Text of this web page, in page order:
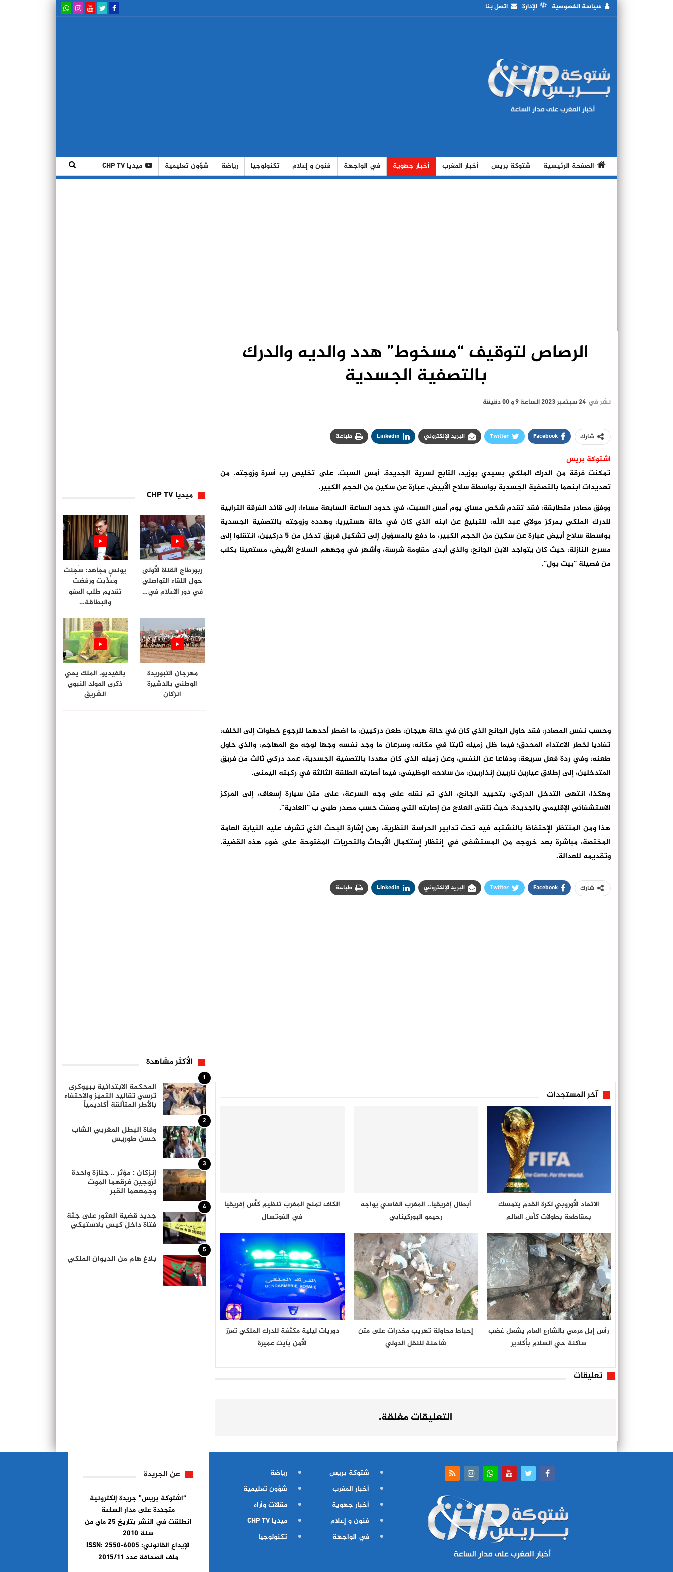
سياسة الخصوصية الإدارة اتصل بنا
الصفحة الرئيسية شتوكة بريس أخبار المغرب أخبار جهوية في الواجهة فنون و إعلام تكنولوجيا رياضة شؤون تعليمية ميديا CHP TV
الرصاص لتوقيف “مسخوط” هدد والديه والدرك
بالتصفية الجسدية
نشر في 24 سبتمبر 2023 الساعة 9 و 00 دقيقة
شارك Facebook
Twitter البريد الإلكتروني Linkedin طباعة
اشتوكة بريس
تمكنت فرقة من الدرك الملكي بسيدي بوزيد، التابع لسرية الجديدة، أمس السبت، على تخليص رب أسرة وزوجته، من
تهديدات ابنهما بالتصفية الجسدية بواسطة سلاح الأبيض، عبارة عن سكين من الحجم الكبير.
ووفق مصادر متطابقة، فقد تقدم شخص مساي يوم أمس السبت، في حدود الساعة السابعة مساءا، إلى قائد الفرقة الترابية
للدرك الملكي بمركز مولاي عبد الله، للتبليغ عن ابنه الذي كان في حالة هستيريا، وهدده وزوجته بالتصفية الجسدية
بواسطة سلاح أبيض عبارة عن سكين من الحجم الكبير، ما دفع بالمسؤول إلى تشكيل فريق تدخل من 5 دركيين، انتقلوا إلى
مسرح النازلة، حيث كان يتواجد الابن الجانح، والذي أبدى مقاومة شرسة، وأشهر في وجههم السلاح الأبيض، مستعينا بكلب
من فصيلة “بيت بول”.
وحسب نفس المصادر، فقد حاول الجانح الذي كان في حالة هيجان، طعن دركيين، ما اضطر أحدهما للرجوع خطوات إلى الخلف،
تفاديا لخطر الاعتداء المحدق؛ فيما ظل زميله ثابتا في مكانه، وسرعان ما وجد نفسه وجها لوجه مع المهاجم، والذي حاول
طعنه، وفي ردة فعل سريعة، ودفاعا عن النفس، وعن زميله الذي كان مهددا بالتصفية الجسدية، عمد دركي ثالث من فريق
المتدخلين، إلى إطلاق عيارين ناريين إنذاريين، من سلاحه الوظيفي، فيما أصابته الطلقة الثالثة في ركبته اليمنى.
وهكذا، انتهى التدخل الدركي، بتحييد الجانح، الذي تم نقله على وجه السرعة، على متن سيارة إسعاف، إلى المركز
الاستشفائي الإقليمي بالجديدة، حيث تلقى العلاج من إصابته التي وصفت حسب مصدر طبي ب “العادية”.
هذا ومن المنتظر الإحتفاظ بالنشتبه فيه تحت تدابير الحراسة النظرية، رهن إشارة البحث الذي تشرف عليه النيابة العامة
المختصة، مباشرة بعد خروجه من المستشفى في إنتظار إستكمال الأبحاث والتحريات المفتوحة على ضوء هذه القضية،
وتقديمه للعدالة.
شارك Facebook
Twitter البريد الإلكتروني Linkedin طباعة
آخر المستجدات
الاتحاد الأوروبي لكرة القدم يتمسك
بمقاطعة بطولات كأس العالم
أبطال إفريقيا.. المغرب الفاسي يواجه
رحيمو البوركينابي
الكاف تمنح المغرب تنظيم كأس إفريقيا
في الفوتسال
رأس إبل مرمي بالشارع العام يشعل غضب
ساكنة حي السلام بأكادير
إحباط محاولة تهريب مخدرات على متن
شاحنة للنقل الدولي
دوريات ليلية مكثفة للدرك الملكي تعزز
الأمن بآيت عميرة
تعليقات
التعليقات مغلقة.
ميديا CHP TV
ربورطاج القناة الأولى
حول اللقاء التواصلي
في دور الاعلام في…
يونس مجاهد: سُجنت
وعُذّبت ورفضت
تقديم طلب العفو
والبطاقة…
مهرجان التبوريدة
الوطني بالدشيرة
انزكان
بالفيديو. الملك يحي
ذكرى المولد النبوي
الشريق
الأكثر مشاهدة
1
المحكمة الابتدائية ببيوكرى
ترسي تقاليد التميز والاحتفاء
بالأطر المتألقة أكاديمياً
2
وفاة البطل المغربي الشاب
حسن طوريس
3
إنزكان : مؤثر .. جنازة واحدة
لزوجين فرقهما الموت
وجمعهما القبر
4
جديد قضية العثور على جثة
فتاة داخل كيس بلاستيكي
5
بلاغ هام من الديوان الملكي
شتوكة بريس
أخبار المغرب
أخبار جهوية
فنون و إعلام
في الواجهة
رياضة
شؤون تعليمية
مقالات وأراء
ميديا CHP TV
تكنولوجيا
عن الجريدة
“اشتوكة بريس” جريدة إلكترونية
متجددة على مدار الساعة
انطلقت في النشر بتاريخ 25 ماي من
سنة 2010
الإيداع القانوني: ISSN: 2550-6005
ملف الصحافة عدد 2015/11